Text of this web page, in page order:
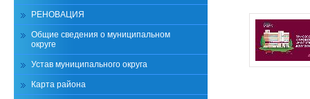
РЕНОВАЦИЯ
Общие сведения о муниципальном
округе
Устав муниципального округа
Карта района